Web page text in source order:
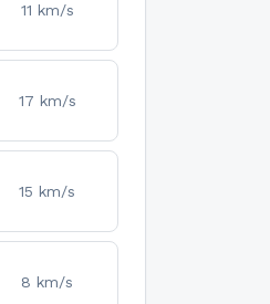
11 km/s
17 km/s
15 km/s
8 km/s